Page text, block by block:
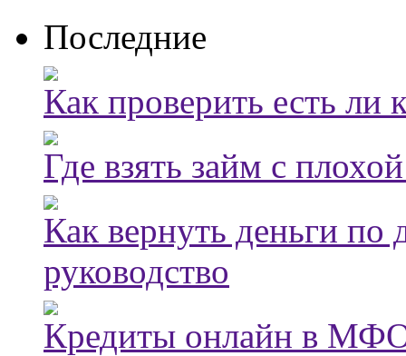
Последние
Как проверить есть ли
Где взять займ с
Как вернуть деньги
руководство
Кредиты онлайн в